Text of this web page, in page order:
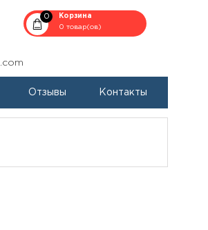
0
Корзина
0 товар(ов)
Отзывы Контакты